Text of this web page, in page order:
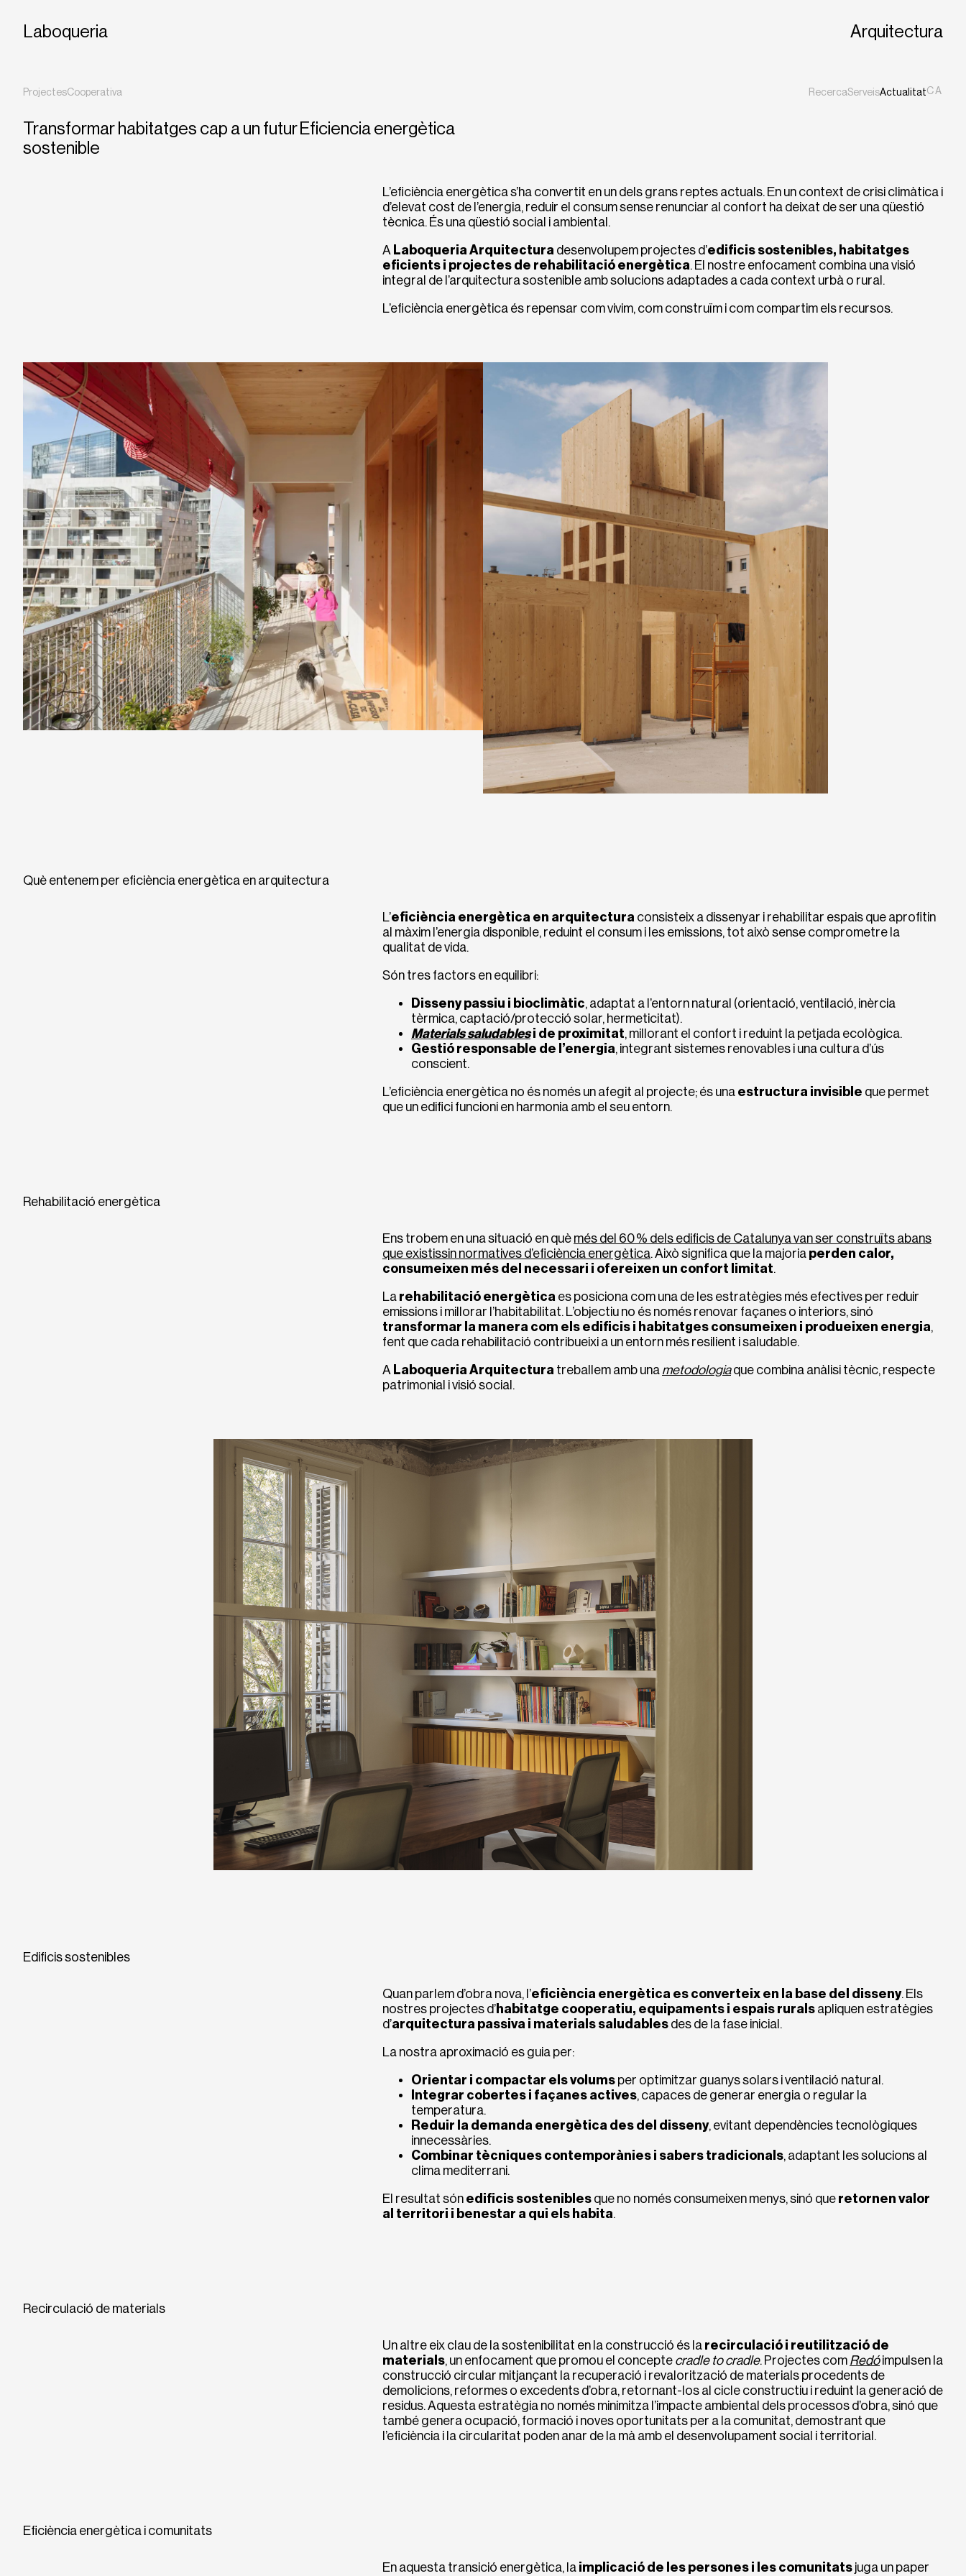
Laboqueria Arquitectura
ProjectesCooperativa RecercaServeisActualitatCA
Transformar habitatges cap a un futur
sostenible
Eficiencia energètica
L’eficiència energètica s’ha convertit en un dels grans reptes actuals. En un context de crisi climàtica i
d’elevat cost de l’energia, reduir el consum sense renunciar al confort ha deixat de ser una qüestió
tècnica. És una qüestió social i ambiental.
A Laboqueria Arquitectura desenvolupem projectes d’edificis sostenibles, habitatges
eficients i projectes de rehabilitació energètica. El nostre enfocament combina una visió
integral de l’arquitectura sostenible amb solucions adaptades a cada context urbà o rural.
L’eficiència energètica és repensar com vivim, com construïm i com compartim els recursos.
Què entenem per eficiència energètica en arquitectura
L’eficiència energètica en arquitectura consisteix a dissenyar i rehabilitar espais que aprofitin
al màxim l’energia disponible, reduint el consum i les emissions, tot això sense comprometre la
qualitat de vida.
Són tres factors en equilibri:
Disseny passiu i bioclimàtic, adaptat a l’entorn natural (orientació, ventilació, inèrcia
tèrmica, captació/protecció solar, hermeticitat).
Materials saludablesi de proximitat, millorant el confort i reduint la petjada ecològica.
Gestió responsable de l’energia, integrant sistemes renovables i una cultura d’ús
conscient.
L’eficiència energètica no és només un afegit al projecte; és una estructura invisible que permet
que un edifici funcioni en harmonia amb el seu entorn.
Rehabilitació energètica
Ens trobem en una situació en què més del 60 % dels edificis de Catalunya van ser construïts abans
que existissin normatives d’eficiència energètica. Això significa que la majoria perden calor,
consumeixen més del necessari i ofereixen un confort limitat.
La rehabilitació energètica es posiciona com una de les estratègies més efectives per reduir
emissions i millorar l’habitabilitat. L’objectiu no és només renovar façanes o interiors, sinó
transformar la manera com els edificis i habitatges consumeixen i produeixen energia,
fent que cada rehabilitació contribueixi a un entorn més resilient i saludable.
A Laboqueria Arquitectura treballem amb una metodologiaque combina anàlisi tècnic, respecte
patrimonial i visió social.
Edificis sostenibles
Quan parlem d’obra nova, l’eficiència energètica es converteix en la base del disseny. Els
nostres projectes d’ habitatge cooperatiu, equipaments i espais rurals apliquen estratègies
d’arquitectura passiva i materials saludables des de la fase inicial.
La nostra aproximació es guia per:
Orientar i compactar els volums per optimitzar guanys solars i ventilació natural.
Integrar cobertes i façanes actives, capaces de generar energia o regular la
temperatura.
Reduir la demanda energètica des del disseny, evitant dependències tecnològiques
innecessàries.
Combinar tècniques contemporànies i sabers tradicionals, adaptant les solucions al
clima mediterrani.
El resultat són edificis sostenibles que no només consumeixen menys, sinó que retornen valor
al territori i benestar a qui els habita.
Recirculació de materials
Un altre eix clau de la sostenibilitat en la construcció és la recirculació i reutilització de
materials, un enfocament que promou el concepte cradle to cradle. Projectes com Redóimpulsen la
construcció circular mitjançant la recuperació i revalorització de materials procedents de
demolicions, reformes o excedents d’obra, retornant-los al cicle constructiu i reduint la generació de
residus. Aquesta estratègia no només minimitza l’impacte ambiental dels processos d’obra, sinó que
també genera ocupació, formació i noves oportunitats per a la comunitat, demostrant que
l’eficiència i la circularitat poden anar de la mà amb el desenvolupament social i territorial.
Eficiència energètica i comunitats
En aquesta transició energètica, la implicació de les persones i les comunitats juga un paper